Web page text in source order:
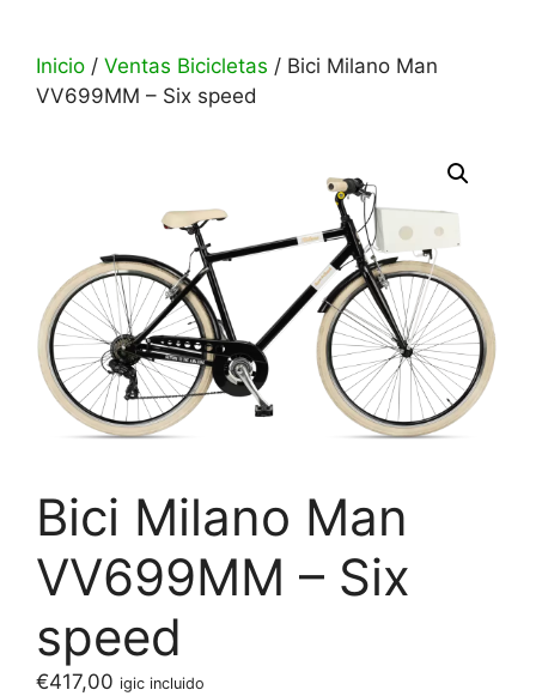
Inicio / Ventas Bicicletas / Bici Milano Man
VV699MM – Six speed
Bici Milano Man
VV699MM – Six
speed
€417,00 igic incluido